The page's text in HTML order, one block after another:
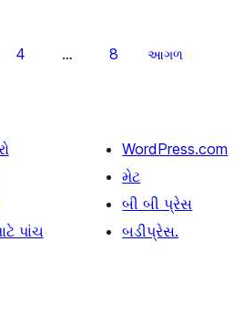
4 … 8 આગળ
પાંચ
WordPress.com
મેટ
બી બી પ્રેસ
બડીપ્રેસ.